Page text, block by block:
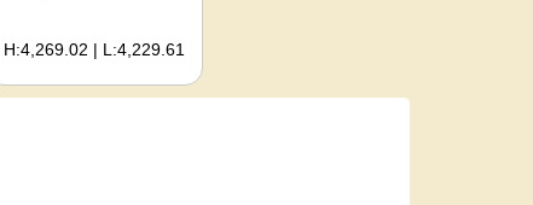
H:4,269.02 | L:4,229.61